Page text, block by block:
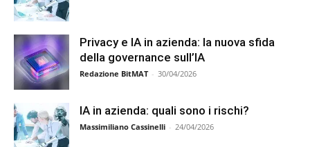
Privacy e IA in azienda: la nuova sfida
della governance sull’IA
Redazione BitMAT - 30/04/2026
IA in azienda: quali sono i rischi?
Massimiliano Cassinelli - 24/04/2026